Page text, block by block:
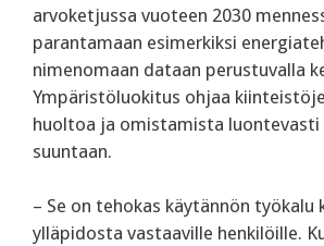
arvoketjussa vuoteen 2030
parantamaan esimerkiksi
nimenomaan dataan perustuvalla
Ympäristöluokitus ohjaa
huoltoa ja omistamista luontevasti
suuntaan.
– Se on tehokas käytännön työkalu
ylläpidosta vastaaville henkilöille.